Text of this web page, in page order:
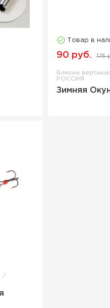
Товар в
90 руб. 175
Блесна
РОССИЯ
Зимняя